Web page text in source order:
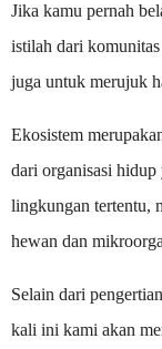
Jika kamu pernah
istilah dari
juga untuk merujuk
Ekosistem
dari organisasi hidup
lingkungan tertentu,
hewan dan
Selain dari
kali ini kami akan